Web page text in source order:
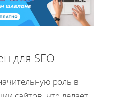
для SEO
роль в